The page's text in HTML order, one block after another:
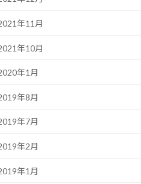
年11月
年10月
年1月
年8月
年7月
年2月
年1月